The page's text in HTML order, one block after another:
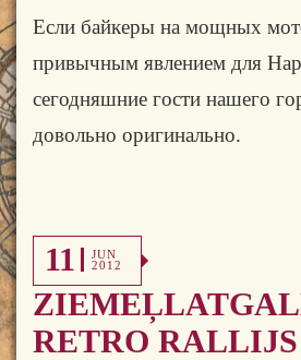
Если байкеры на мощных
привычным явлением для
сегодняшние гости нашего
довольно оригинально.
11
JUN
2012
RETRO RALLIJS